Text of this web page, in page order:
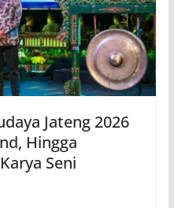
Jateng 2026
Hingga
Seni